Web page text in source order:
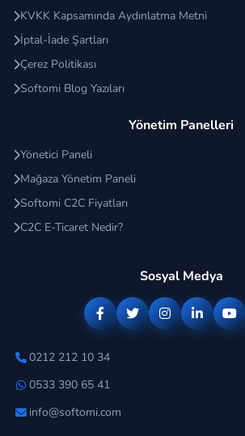
KVKK Kapsamında Aydınlatma Metni
İptal-İade Şartları
Çerez Politikası
Softomi Blog Yazıları
Yönetim Panelleri
Yönetici Paneli
Mağaza Yönetim Paneli
Softomi C2C Fiyatları
C2C E-Ticaret Nedir?
Sosyal Medya
0212 212 10 34
0533 390 65 41
info@softomi.com